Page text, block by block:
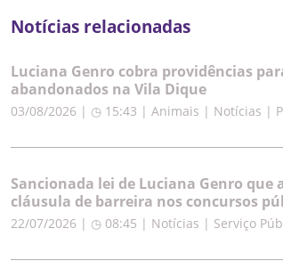
Notícias relacionadas
Luciana Genro cobra providências
abandonados na Vila Dique
03/08/2026 | ◷ 15:43 | Animais | Notícias |
Sancionada lei de Luciana Genro que
cláusula de barreira nos concursos
22/07/2026 | ◷ 08:45 | Notícias | Serviço